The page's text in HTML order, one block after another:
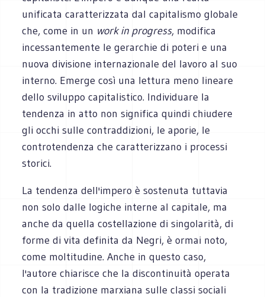
unificata caratterizzata dal capitalismo globale
che, come in un work in progress, modifica
incessantemente le gerarchie di poteri e una
nuova divisione internazionale del lavoro al suo
interno. Emerge così una lettura meno lineare
dello sviluppo capitalistico. Individuare la
tendenza in atto non significa quindi chiudere
gli occhi sulle contraddizioni, le aporie, le
controtendenza che caratterizzano i processi
storici.
La tendenza dell'impero è sostenuta tuttavia
non solo dalle logiche interne al capitale, ma
anche da quella costellazione di singolarità, di
forme di vita definita da Negri, è ormai noto,
come moltitudine. Anche in questo caso,
l'autore chiarisce che la discontinuità operata
con la tradizione marxiana sulle classi sociali